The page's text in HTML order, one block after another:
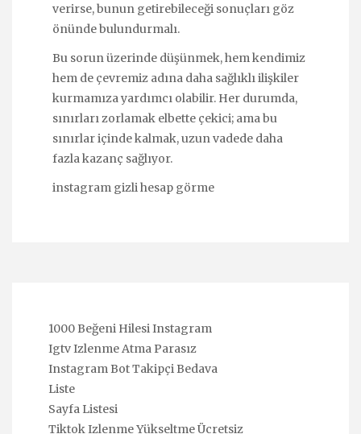
verirse, bunun getirebileceği sonuçları göz
önünde bulundurmalı.
Bu sorun üzerinde düşünmek, hem kendimiz
hem de çevremiz adına daha sağlıklı ilişkiler
kurmamıza yardımcı olabilir. Her durumda,
sınırları zorlamak elbette çekici; ama bu
sınırlar içinde kalmak, uzun vadede daha
fazla kazanç sağlıyor.
instagram gizli hesap görme
1000 Beğeni Hilesi Instagram
Igtv Izlenme Atma Parasız
Instagram Bot Takipçi Bedava
Liste
Sayfa Listesi
Tiktok Izlenme Yükseltme Ücretsiz